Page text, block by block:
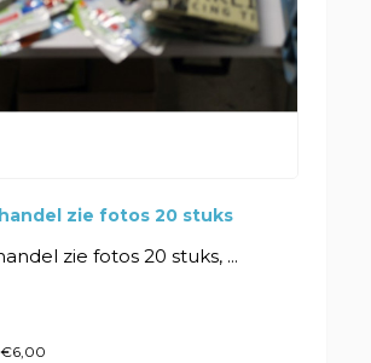
zie fotos 20 stuks
zie fotos 20 stuks, ...
€6,00